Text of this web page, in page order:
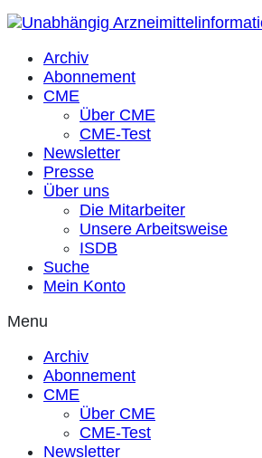
Archiv
Abonnement
CME
Über CME
CME-Test
Newsletter
Presse
Über uns
Die Mitarbeiter
Unsere Arbeitsweise
ISDB
Suche
Mein Konto
Menu
Archiv
Abonnement
CME
Über CME
CME-Test
Newsletter